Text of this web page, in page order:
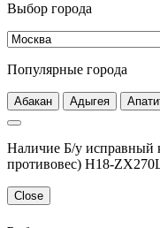
Выбор города
Популярные города
Абакан Адыгея
Наличие Б/у исправный
противовес) H18-
Close